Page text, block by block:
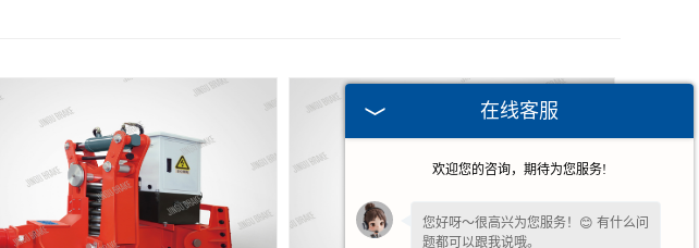
在线客服
欢迎您的咨询，期待为您服务!
您好呀～很高兴为您服务！😊 有什么问
题都可以跟我说哦。